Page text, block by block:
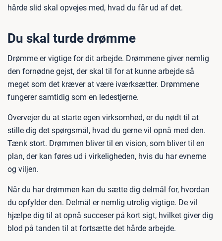
hårde slid skal opvejes med, hvad du får ud af det.
Du skal turde drømme
Drømme er vigtige for dit arbejde. Drømmene giver nemlig
den fornødne gejst, der skal til for at kunne arbejde så
meget som det kræver at være iværksætter. Drømmene
fungerer samtidig som en ledestjerne.
Overvejer du at starte egen virksomhed, er du nødt til at
stille dig det spørgsmål, hvad du gerne vil opnå med den.
Tænk stort. Drømmen bliver til en vision, som bliver til en
plan, der kan føres ud i virkeligheden, hvis du har evnerne
og viljen.
Når du har drømmen kan du sætte dig delmål for, hvordan
du opfylder den. Delmål er nemlig utrolig vigtige. De vil
hjælpe dig til at opnå succeser på kort sigt, hvilket giver dig
blod på tanden til at fortsætte det hårde arbejde.